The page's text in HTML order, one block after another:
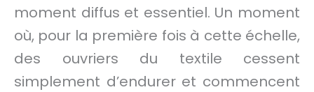
moment diffus et essentiel. Un moment
où, pour la première fois à cette échelle,
des ouvriers du textile cessent
simplement d’endurer et commencent